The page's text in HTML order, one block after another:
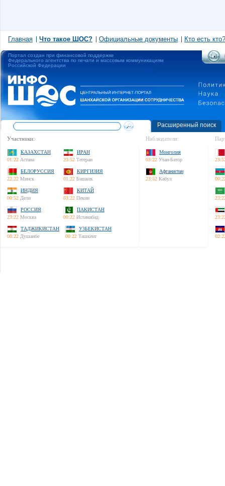
Главная Что такое ШОС? Официальные документы Кто есть кто?
Портал создан при финансовой поддержке
Федерального агентства по печати и массовым коммуникациям
Российской Федерации
Расширенный поиск
Участники:
КАЗАХСТАН
01:22 Астана
ИРАН
23:52 Тегеран
БЕЛОРУССИЯ
22:22 Минск
КИРГИЗИЯ
01:22 Бишкек
ИНДИЯ
00:52 Дели
КИТАЙ
03:22 Пекин
РОССИЯ
23:22 Москва
ПАКИСТАН
00:22 Исламабад
ТАДЖИКИСТАН
00:22 Душанбе
УЗБЕКИСТАН
00:22 Ташкент
Наблюдатели:
Монголия
03:22 Улан-Батор
Афганистан
23:52 Кабул